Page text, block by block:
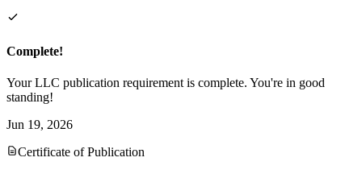
Complete!
Your LLC publication requirement is complete. You're in good
standing!
Jun 19, 2026
Certificate of Publication